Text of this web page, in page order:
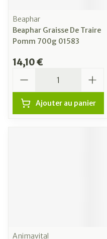
Beaphar
Beaphar Graisse De Traire
Pomm 700g 01583
14,10 €
Ajouter au panier
Animavital